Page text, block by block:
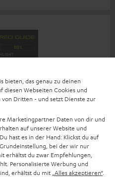
bieten, das genau zu deinen
diesen Webseiten Cookies und
Dritten - und setzt Dienste zur
Marketingpartner Daten von dir und
auf unserer Website und
hast es in der Hand: Klickst du auf
bei der wir nur
erhältst du zwar Empfehlungen,
Personalisierte Werbung und
erhältst du mit „Alles akzeptieren“.